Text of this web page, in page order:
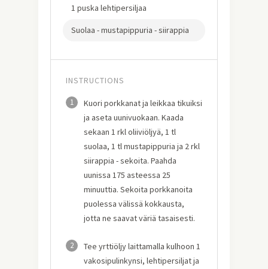
1 puska lehtipersiljaa
Suolaa - mustapippuria - siirappia
INSTRUCTIONS
1
Kuori porkkanat ja leikkaa tikuiksi
ja aseta uunivuokaan. Kaada
sekaan 1 rkl oliiviöljyä, 1 tl
suolaa, 1 tl mustapippuria ja 2 rkl
siirappia - sekoita. Paahda
uunissa 175 asteessa 25
minuuttia. Sekoita porkkanoita
puolessa välissä kokkausta,
jotta ne saavat väriä tasaisesti.
2
Tee yrttiöljy laittamalla kulhoon 1
vakosipulinkynsi, lehtipersiljat ja